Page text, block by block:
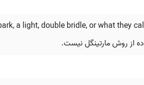
a light, double bridle, or what they